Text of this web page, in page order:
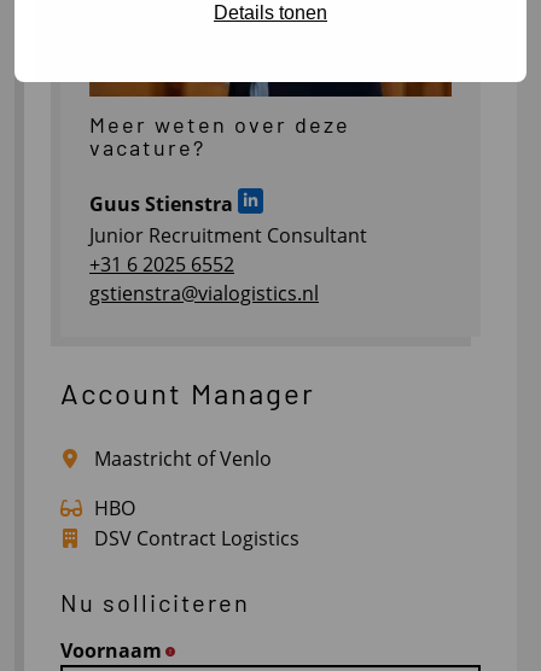
Details tonen
Account Manager
Maastricht of Venlo
HBO
DSV Contract Logistics
Nu solliciteren
Voornaam
Meer weten over deze
vacature?
Guus Stienstra
Ga naar LinkedIn
Junior Recruitment Consultant
+31 6 2025 6552
gstienstra@vialogistics.nl